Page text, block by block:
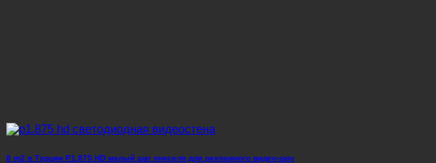
8 m2 в Турции P1.875 HD малый шаг пикселя для рекламного видео-шоу